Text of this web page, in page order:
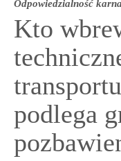
Odpowiedzialność
Kto
podlega